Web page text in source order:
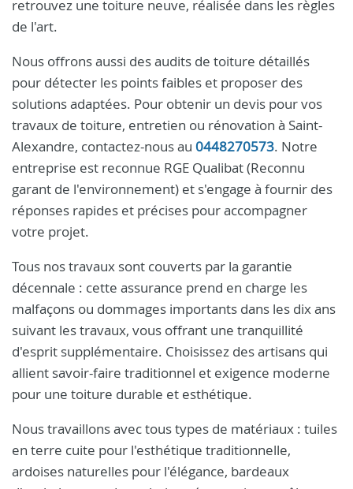
retrouvez une toiture neuve, réalisée dans les règles
de l'art.
Nous offrons aussi des audits de toiture détaillés
pour détecter les points faibles et proposer des
solutions adaptées. Pour obtenir un devis pour vos
travaux de toiture, entretien ou rénovation à Saint-
Alexandre, contactez-nous au 0448270573. Notre
entreprise est reconnue RGE Qualibat (Reconnu
garant de l'environnement) et s'engage à fournir des
réponses rapides et précises pour accompagner
votre projet.
Tous nos travaux sont couverts par la garantie
décennale : cette assurance prend en charge les
malfaçons ou dommages importants dans les dix ans
suivant les travaux, vous offrant une tranquillité
d'esprit supplémentaire. Choisissez des artisans qui
allient savoir-faire traditionnel et exigence moderne
pour une toiture durable et esthétique.
Nous travaillons avec tous types de matériaux : tuiles
en terre cuite pour l'esthétique traditionnelle,
ardoises naturelles pour l'élégance, bardeaux